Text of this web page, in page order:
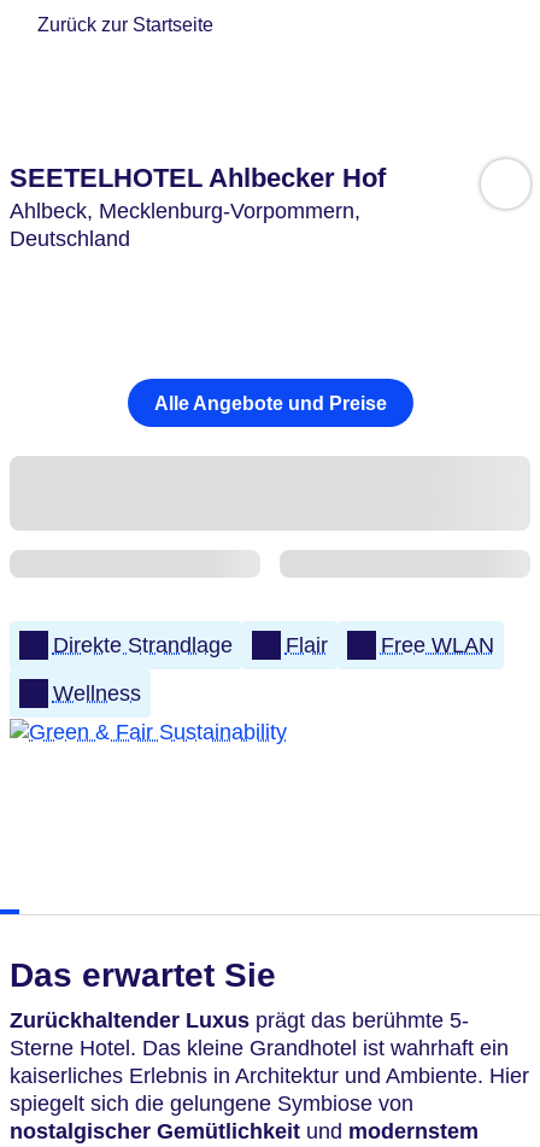
Zurück zur Startseite
SEETELHOTEL Ahlbecker Hof
Ahlbeck, Mecklenburg-Vorpommern,
Deutschland
Alle Angebote und Preise
Direkte Strandlage Flair
Free WLAN
Wellness
Das erwartet Sie
Zurückhaltender Luxus prägt das berühmte 5-
Sterne Hotel. Das kleine Grandhotel ist wahrhaft ein
kaiserliches Erlebnis in Architektur und Ambiente. Hier
spiegelt sich die gelungene Symbiose von
nostalgischer Gemütlichkeit und modernstem